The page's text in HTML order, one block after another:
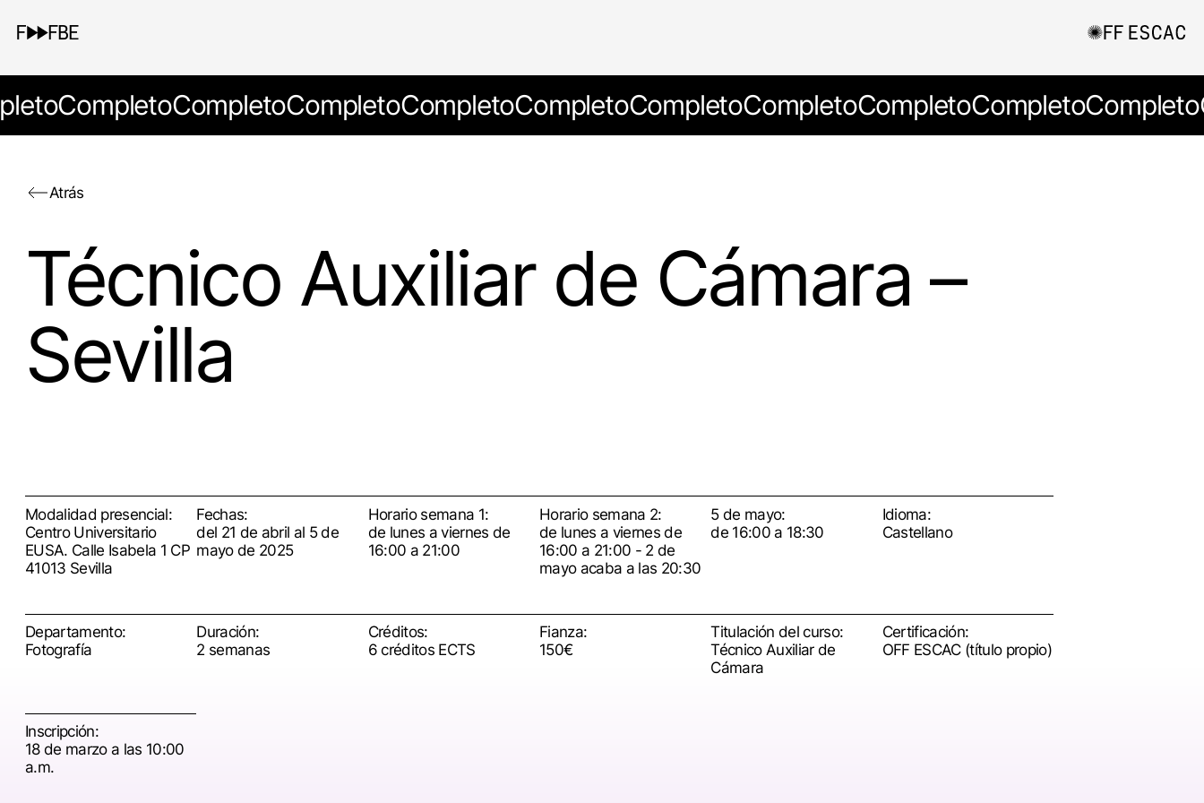
CompletoCompletoCompletoCompletoCompletoCompletoCompletoCompletoCompletoCompleto
Atrás
Técnico Auxiliar de Cámara –
Sevilla
Modalidad presencial:
Centro Universitario
EUSA. Calle Isabela 1 CP
41013 Sevilla
Fechas:
del 21 de abril al 5 de
mayo de 2025
Horario semana 1:
de lunes a viernes de
16:00 a 21:00
Horario semana 2:
de lunes a viernes de
16:00 a 21:00 - 2 de
mayo acaba a las 20:30
5 de mayo:
de 16:00 a 18:30
Idioma:
Castellano
Departamento:
Fotografía
Duración:
2 semanas
Créditos:
6 créditos ECTS
Fianza:
150€
Titulación del curso:
Técnico Auxiliar de
Cámara
Certificación:
OFF ESCAC (título propio)
Inscripción:
18 de marzo a las 10:00
a.m.